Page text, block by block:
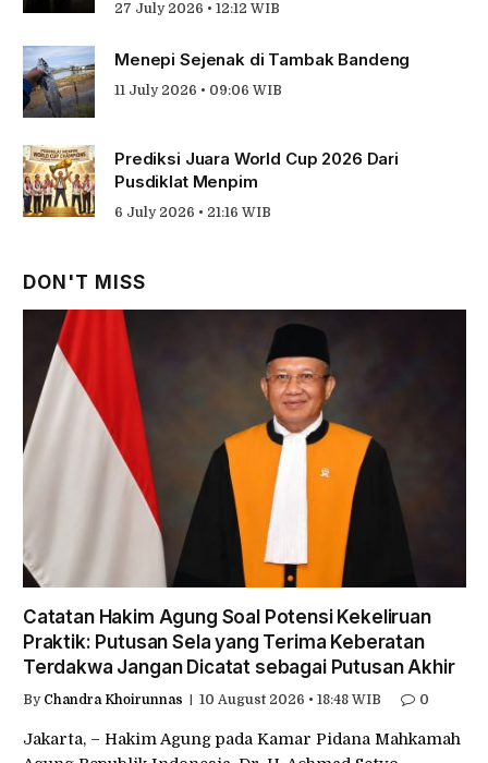
27 July 2026 • 12:12 WIB
Menepi Sejenak di Tambak Bandeng
11 July 2026 • 09:06 WIB
Prediksi Juara World Cup 2026 Dari
Pusdiklat Menpim
6 July 2026 • 21:16 WIB
DON'T MISS
Catatan Hakim Agung Soal Potensi Kekeliruan
Praktik: Putusan Sela yang Terima Keberatan
Terdakwa Jangan Dicatat sebagai Putusan Akhir
By Chandra Khoirunnas 10 August 2026 • 18:48 WIB 0
Jakarta, – Hakim Agung pada Kamar Pidana Mahkamah